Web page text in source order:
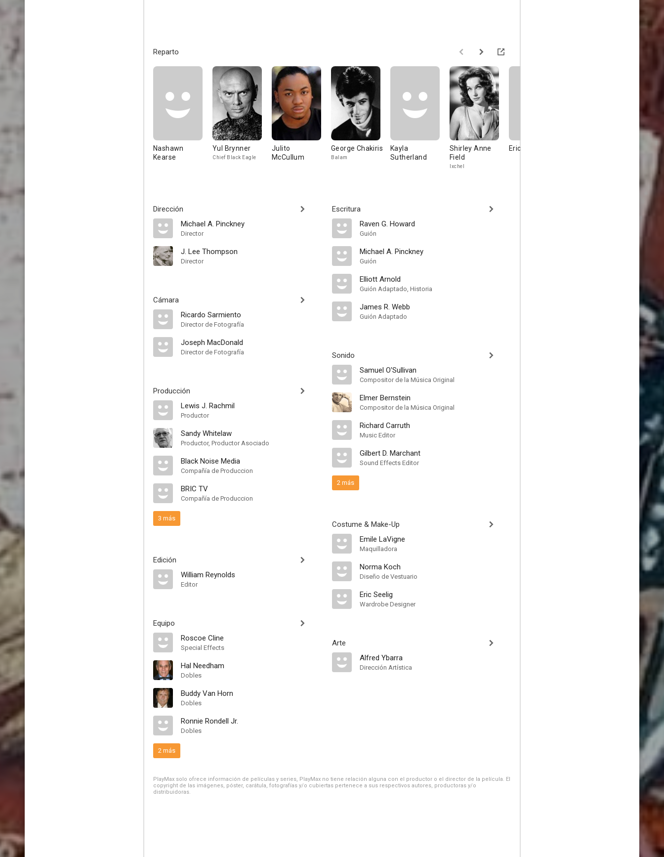
Reparto
Nashawn
Kearse
Yul Brynner
Chief Black Eagle
Julito
McCullum
George Chakiris
Balam
Kayla
Sutherland
Shirley Anne
Field
Ixchel
Eric R. Williams
Dirección
Michael A. Pinckney
Director
J. Lee Thompson
Director
Cámara
Ricardo Sarmiento
Director de Fotografía
Joseph MacDonald
Director de Fotografía
Producción
Lewis J. Rachmil
Productor
Sandy Whitelaw
Productor, Productor Asociado
Black Noise Media
Compañía de Produccion
BRIC TV
Compañía de Produccion
3 más
Edición
William Reynolds
Editor
Equipo
Roscoe Cline
Special Effects
Hal Needham
Dobles
Buddy Van Horn
Dobles
Ronnie Rondell Jr.
Dobles
2 más
Escritura
Raven G. Howard
Guión
Michael A. Pinckney
Guión
Elliott Arnold
Guión Adaptado, Historia
James R. Webb
Guión Adaptado
Sonido
Samuel O'Sullivan
Compositor de la Música Original
Elmer Bernstein
Compositor de la Música Original
Richard Carruth
Music Editor
Gilbert D. Marchant
Sound Effects Editor
2 más
Costume & Make-Up
Emile LaVigne
Maquilladora
Norma Koch
Diseño de Vestuario
Eric Seelig
Wardrobe Designer
Arte
Alfred Ybarra
Dirección Artística
PlayMax solo ofrece información de películas y series, PlayMax no tiene relación alguna con el productor o el director de la película. El
copyright de las imágenes, póster, carátula, fotografías y/o cubiertas pertenece a sus respectivos autores, productoras y/o
distribuidoras.